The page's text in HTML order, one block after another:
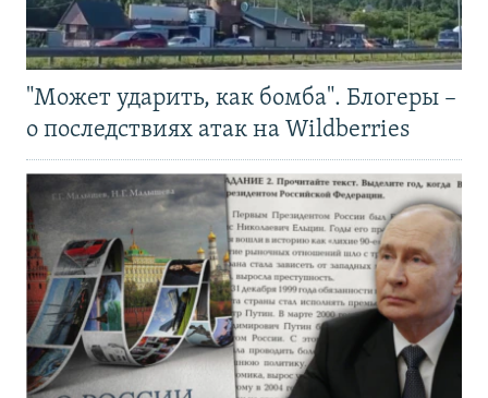
"Может ударить, как бомба". Блогеры –
о последствиях атак на Wildberries